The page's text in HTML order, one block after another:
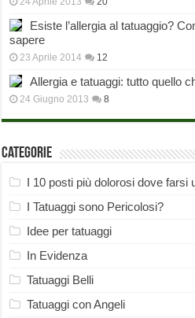
Esiste l’allergia al tatuaggio?
sapere
23 Aprile 2014 12
Allergia e tatuaggi: tutto quello
24 Giugno 2013 8
Categorie
I 10 posti più dolorosi dove farsi
I Tatuaggi sono Pericolosi?
Idee per tatuaggi
In Evidenza
Tatuaggi Belli
Tatuaggi con Angeli